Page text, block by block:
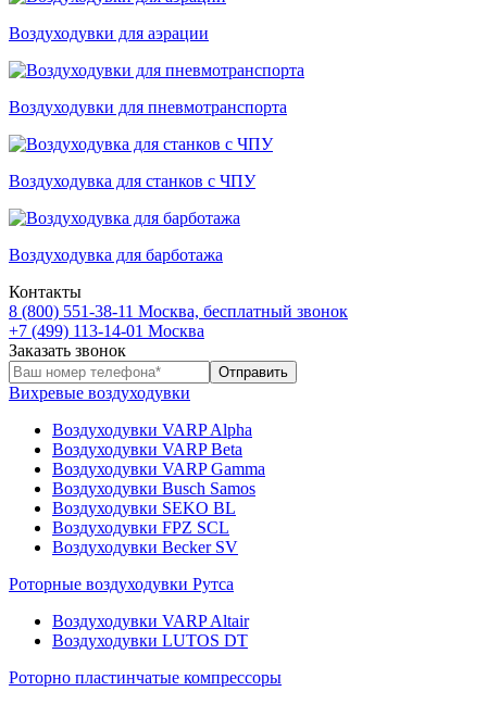
Воздуходувки для аэрации
Воздуходувки для пневмотранспорта
Воздуходувка для станков с ЧПУ
Воздуходувка для барботажа
Контакты
8 (800) 551-38-11 Москва, бесплатный звонок
+7 (499) 113-14-01 Москва
Заказать звонок
Вихревые воздуходувки
Воздуходувки VARP Alpha
Воздуходувки VARP Beta
Воздуходувки VARP Gamma
Воздуходувки Busch Samos
Воздуходувки SEKO BL
Воздуходувки FPZ SCL
Воздуходувки Becker SV
Роторные воздуходувки Рутса
Воздуходувки VARP Altair
Воздуходувки LUTOS DT
Роторно пластинчатые компрессоры